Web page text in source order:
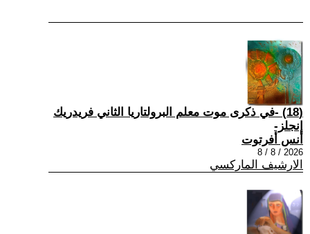
(18) -في ذكرى موت معلم البرولتاريا الثاني فريدريك
إنجلز-
أنس أفرتوت
2026 / 8 / 8
الارشيف الماركسي